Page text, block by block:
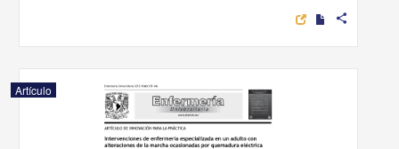
share
Artículo